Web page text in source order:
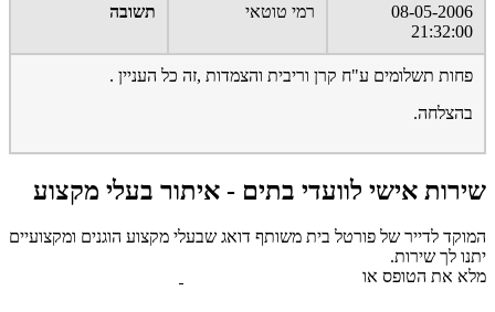
08-05-2006
21:32:00
רמי טוטאי תשובה
פחות תשלומים ע"ח קרן וריבית והצמדות ,זה כל העניין .
בהצלחה.
שירות אישי לוועדי בתים - איתור בעלי מקצוע
המוקד לדייר של פורטל בית משותף דואג שבעלי מקצוע הוגנים ומקצועיים
יתנו לך שירות.
מלא את הטופס או